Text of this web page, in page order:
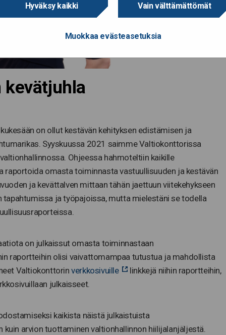
Hyväksy kaikki Vain välttämättömät
Muokkaa evästeasetuksia
on ollut kestävän kehityksen edistämisen ja
Syyskuussa 2021 saimme Valtiokonttorissa
Ohjeessa hahmoteltiin kaikille
raportoida omasta toiminnasta vastuullisuuden ja kestävän
ja kevättalven mittaan tähän jaettuun viitekehykseen
ja työpajoissa, mutta mielestäni se todella
on julkaissut omasta toiminnastaan
raportteihin olisi vaivattomampaa tutustua ja mahdollista
Valtiokonttorinverkkosivuille
linkkejä niihin raportteihin,
julkaisseet.
kaikista näistä julkaistuista
arvion tuottaminen valtionhallinnon hiilijalanjäljestä.